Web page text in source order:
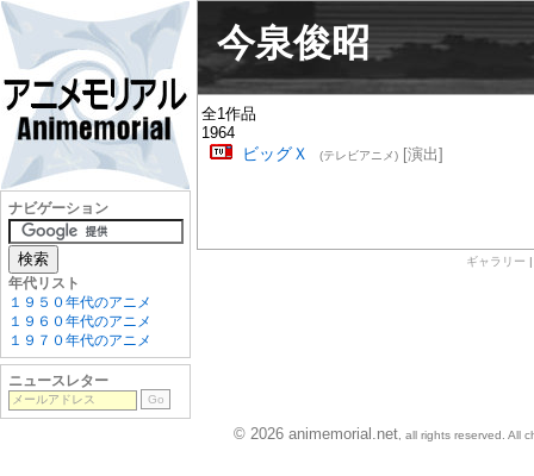
今泉俊昭
全1作品
1964
ビッグＸ (テレビアニメ)[演出]
ギャラリー
ナビゲーション
年代リスト
１９５０年代のアニメ
１９６０年代のアニメ
１９７０年代のアニメ
ニュースレター
© 2026 animemorial.net , all rights reserved. All